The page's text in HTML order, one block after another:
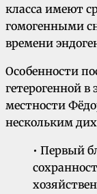
класса имеют
гомогенными
времени
Особенности
гетерогенной
местности
нескольким
• Первый